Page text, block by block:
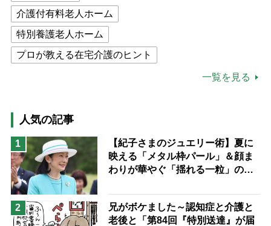
介護付有料老人ホーム
特別養護老人ホーム
プロが教える在宅介護のヒント
猫が母になつきません
息子の遠距離介護サバイバル術
兄がボケました
便利なサービス
予防法
一覧を見る
人気の記事
1
【紀子さまのジュエリー術】夏に
映える「メタル枠パール」＆顔ま
わりが華やぐ「揺れる一粒」の使
2
兄がボケました～認知症と介護と
老後と「第84回『特別送達』が届